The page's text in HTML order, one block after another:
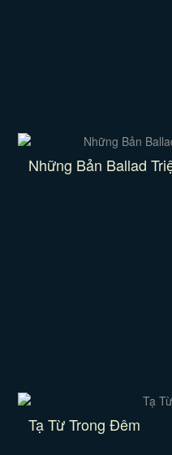
Những Bản Ballad
Tạ Từ Trong Đêm